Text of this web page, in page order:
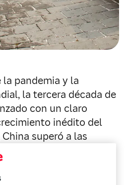
pandemia y la
la tercera década de
con un claro
inédito del
superó a las
a una velocidad de
a su rival Estados
un 3,5%. Con la